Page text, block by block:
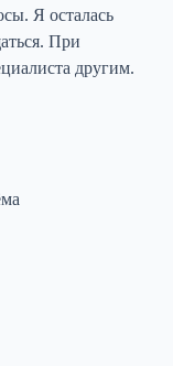
Я осталась
При
другим.